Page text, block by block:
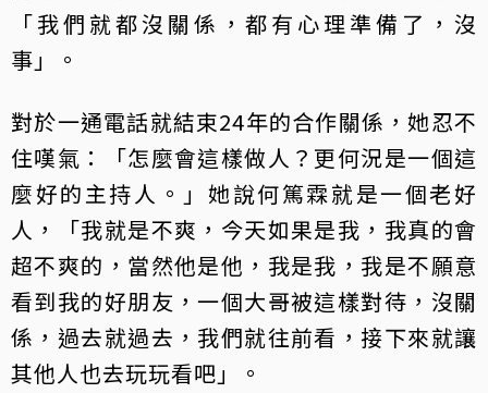
「我們就都沒關係，都有心理準備了，沒
事」。
對於一通電話就結束24年的合作關係，她忍不
住嘆氣：「怎麼會這樣做人？更何況是一個這
麼好的主持人。」她說何篤霖就是一個老好
人，「我就是不爽，今天如果是我，我真的會
超不爽的，當然他是他，我是我，我是不願意
看到我的好朋友，一個大哥被這樣對待，沒關
係，過去就過去，我們就往前看，接下來就讓
其他人也去玩玩看吧」。